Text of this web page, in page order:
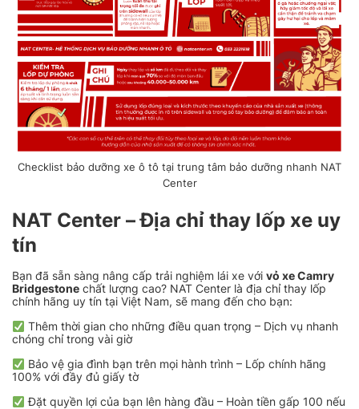
Checklist bảo dưỡng xe ô tô tại trung tâm bảo dưỡng nhanh NAT
Center
NAT Center – Địa chỉ thay lốp xe uy
tín
Bạn đã sẵn sàng nâng cấp trải nghiệm lái xe với vỏ xe Camry
Bridgestone chất lượng cao? NAT Center là địa chỉ thay lốp
chính hãng uy tín tại Việt Nam, sẽ mang đến cho bạn:
Thêm thời gian cho những điều quan trọng – Dịch vụ nhanh
chóng chỉ trong vài giờ
Bảo vệ gia đình bạn trên mọi hành trình – Lốp chính hãng
100% với đầy đủ giấy tờ
Đặt quyền lợi của bạn lên hàng đầu – Hoàn tiền gấp 100 nếu